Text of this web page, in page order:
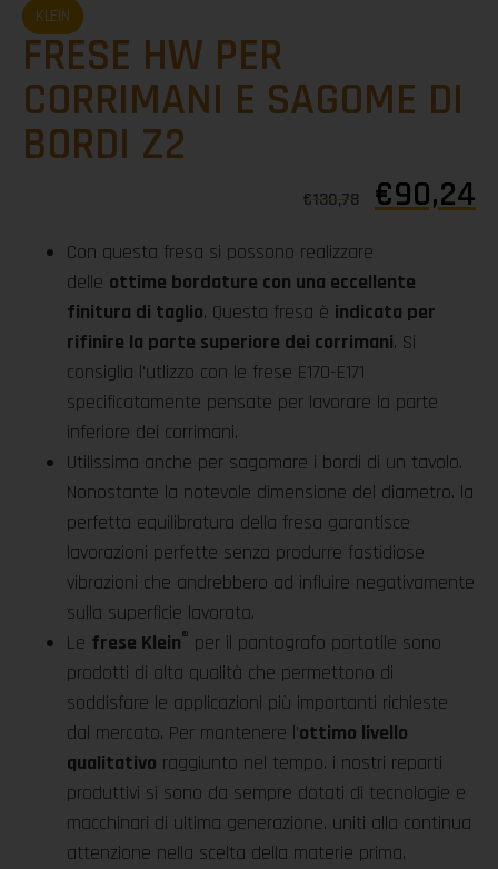
KLEIN
FRESE HW PER
CORRIMANI E SAGOME DI
BORDI Z2
€130,78 €90,24
Con questa fresa si possono realizzare
delle ottime bordature con una eccellente
finitura di taglio. Questa fresa è indicata per
rifinire la parte superiore dei corrimani. Si
consiglia l'utlizzo con le frese E170-E171
specificatamente pensate per lavorare la parte
inferiore dei corrimani.
Utilissima anche per sagomare i bordi di un tavolo.
Nonostante la notevole dimensione del diametro. la
perfetta equilibratura della fresa garantisce
lavorazioni perfette senza produrre fastidiose
vibrazioni che andrebbero ad influire negativamente
sulla superficie lavorata.
Le frese Klein® per il pantografo portatile sono
prodotti di alta qualità che permettono di
soddisfare le applicazioni più importanti richieste
dal mercato. Per mantenere l’ottimo livello
qualitativo raggiunto nel tempo. i nostri reparti
produttivi si sono da sempre dotati di tecnologie e
macchinari di ultima generazione. uniti alla continua
attenzione nella scelta della materie prima.